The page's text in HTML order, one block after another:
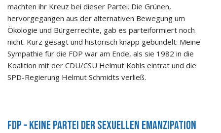
machten ihr Kreuz bei dieser Partei. Die Grünen,
hervorgegangen aus der alternativen Bewegung um
Ökologie und Bürgerrechte, gab es parteiformiert noch
nicht. Kurz gesagt und historisch knapp gebündelt: Meine
Sympathie für die FDP war am Ende, als sie 1982 in die
Koalition mit der CDU/CSU Helmut Kohls eintrat und die
SPD-Regierung Helmut Schmidts verließ.
FDP – keine Partei der sexuellen Emanzipation